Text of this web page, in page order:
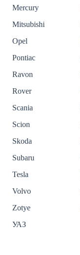
Mercury
Mitsubishi
Opel
Pontiac
Ravon
Rover
Scania
Scion
Skoda
Subaru
Tesla
Volvo
Zotye
УАЗ